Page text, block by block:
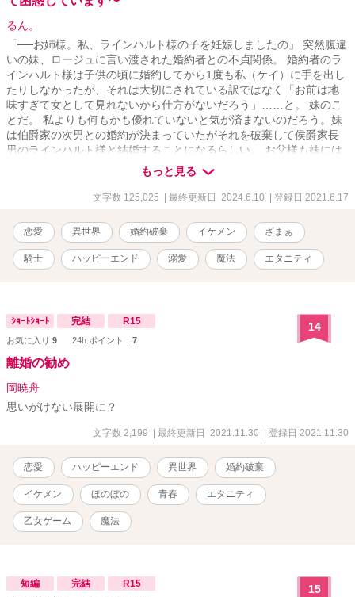
るん。
「──お姉様。私、ラインハルト様の子を妊娠しましたの」 突然腹違
いの妹、ロージュに言い渡された婚約者との不貞関係。 婚約者のラ
インハルト様は子供の頃に婚約してから1度も私（ケイ）に手を出し
たりしなかったが、それは大切にされている訳ではなく「お前は地
味すぎて女として見れないから仕方がないだろう」……と。 妹のこ
とだ。 私よりも何もかも優れていないと気が済まないのだろう。妹
は伯爵家の次男との婚約が決まっていたがそれを破棄して侯爵家長
男のラインハルト様と結婚することになるらしい。 お父様も妹には
激甘で「今回のことは水に流してあげなさい。お前は姉なのだか
ら」とのこと。 女としてのプライドを傷つけられ、デキ婚という複
雑な形で例えモラハラ気質な相手だとしても婚約者を奪われた私は
家の子息で有能だと名が知れている騎士様に求婚を受け、何か裏が
あるのではないかというくらい溺愛されて逆に困ったことに──？ ✩︎
設定ゆるめです ✩魔法が存在する世界観です ✩サクッと読めるよう
に1話を短めにしています。 ★2021年6月19日、ホットランキング4
始めました。】も是非お読みください！異世界転移×魔法×恋愛のフ
ァンタジー小説です！ ★更新がゆっくりめで申し訳ありません。お
待ち頂いてる方々にとても感謝しております！いつもありがとうご
ざいます！
もっと見る
文字数 125,025 | 最終更新日 2024.6.10 | 登録日 2021.6.17
恋愛 異世界 婚約破棄 イケメン ざまぁ
騎士 ハッピーエンド 溺愛 魔法 エタニティ
ｼｮｰﾄｼｮｰﾄ 完結 R15
お気に入り:9 24h.ポイント： 7
14
離婚の勧め
岡暁舟
思いがけない展開に？
文字数 2,199 | 最終更新日 2021.11.30 | 登録日 2021.11.30
恋愛 ハッピーエンド 異世界 婚約破棄
イケメン ほのぼの 青春 エタニティ
乙女ゲーム 魔法
短編 完結 R15 15